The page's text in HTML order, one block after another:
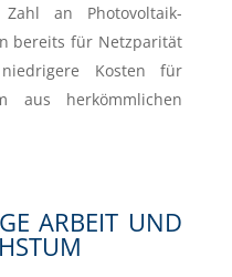
an Photovoltaik-
bereits für Netzparität
Kosten für
aus herkömmlichen
ARBEIT UND